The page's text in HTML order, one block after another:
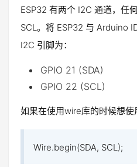
ESP32 有两个 I2C 通道，任
SCL。将 ESP32 与 Arduino
I2C 引脚为：
GPIO 21 (SDA)
GPIO 22 (SCL)
如果在使用wire库的时候想使
Wire.begin(SDA, SCL );